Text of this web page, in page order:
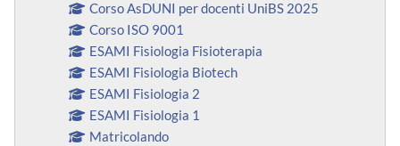
Corso AsDUNI per docenti UniBS 2025
Corso ISO 9001
ESAMI Fisiologia Fisioterapia
ESAMI Fisiologia Biotech
ESAMI Fisiologia 2
ESAMI Fisiologia 1
Matricolando